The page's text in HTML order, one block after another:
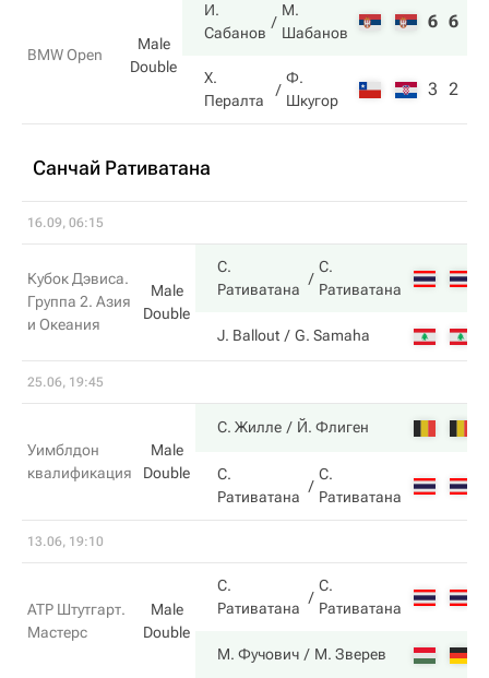
BMW Open
Male
Double
И.
Сабанов
М.
Шабанов
6 6
Х.
Пералта
Ф.
Шкугор
3 2
Санчай Ративатана
16.09, 06:15
Кубок Дэвиса.
Группа 2. Азия
и Океания
Male
Double
С.
Ративатана
С.
Ративатана
J. Ballout G. Samaha
25.06, 19:45
Уимблдон
квалификация
Male
Double
С. Жилле Й. Флиген
С.
Ративатана
С.
Ративатана
13.06, 19:10
ATP Штутгарт.
Мастерс
Male
Double
С.
Ративатана
С.
Ративатана
М. Фучович М. Зверев